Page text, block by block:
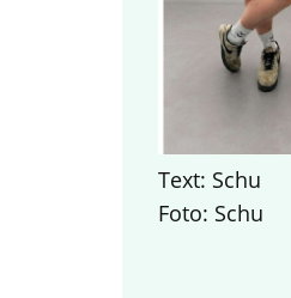
Text: Schu
Foto: Schu